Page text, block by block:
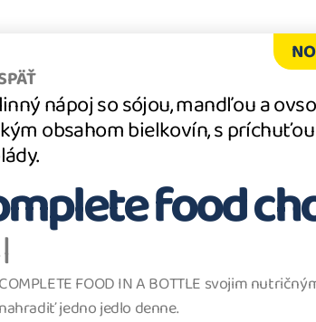
nápoj so sójou, mandľou a
obsahom bielkovín, s príchuťou
food
FOOD IN A BOTTLE svojim
jedno jedlo denne.